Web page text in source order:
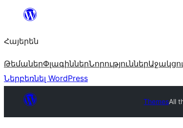
Անցնել
Հայերեն
ԹեմաներՓլագիններՆորություններ
Ներբեռնել WordPress
ThemesAll